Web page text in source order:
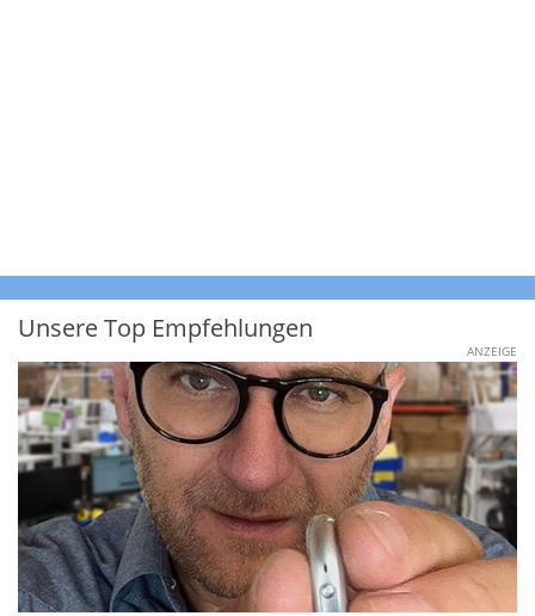
Unsere Top Empfehlungen
ANZEIGE